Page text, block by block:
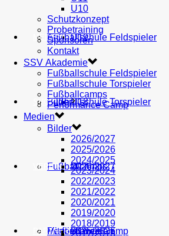
AH U19
U18
U17
U16
Fußballschule Feldspieler
Fußballschule Torspieler
Fußballcamps
Performance Camp
MEDIEN
Bilder
2026/2027
2025/2026
SHOP
VEREIN
Mitglied werden
PARTNER
U10
Schutzkonzept
Probetraining
Sponsoren
Kontakt
SSV Akademie
Fußballschule Feldspieler
Fußballschule Torspieler
Fußballcamps
Performance Camp
Medien
Bilder
2026/2027
2025/2026
2024/2025
2023/2024
2022/2023
2021/2022
2020/2021
2019/2020
2018/2019
2017/2018